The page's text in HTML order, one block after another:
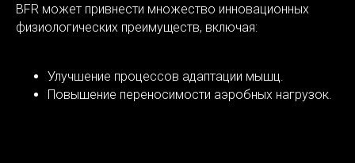
BFR может привнести множество инновационных
физиологических преимуществ, включая:
Улучшение процессов адаптации мышц.
Повышение переносимости аэробных нагрузок.